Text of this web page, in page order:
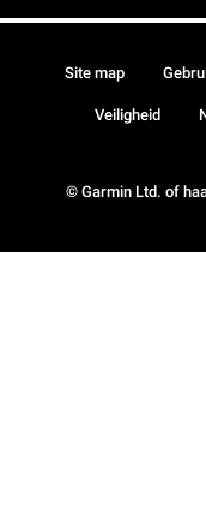
© Garmin Ltd. of
Site map
Veiligheid